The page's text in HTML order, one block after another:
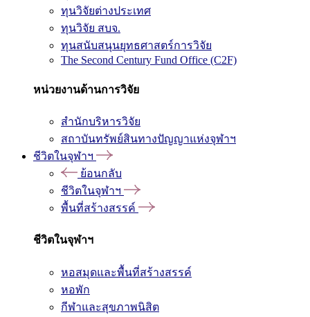
ทุนวิจัยต่างประเทศ
ทุนวิจัย สบจ.
ทุนสนับสนุนยุทธศาสตร์การวิจัย
The Second Century Fund Office (C2F)
หน่วยงานด้านการวิจัย
สำนักบริหารวิจัย
สถาบันทรัพย์สินทางปัญญาแห่งจุฬาฯ
ชีวิตในจุฬาฯ
ย้อนกลับ
ชีวิตในจุฬาฯ
พื้นที่สร้างสรรค์
ชีวิตในจุฬาฯ
หอสมุดและพื้นที่สร้างสรรค์
หอพัก
กีฬาและสุขภาพนิสิต